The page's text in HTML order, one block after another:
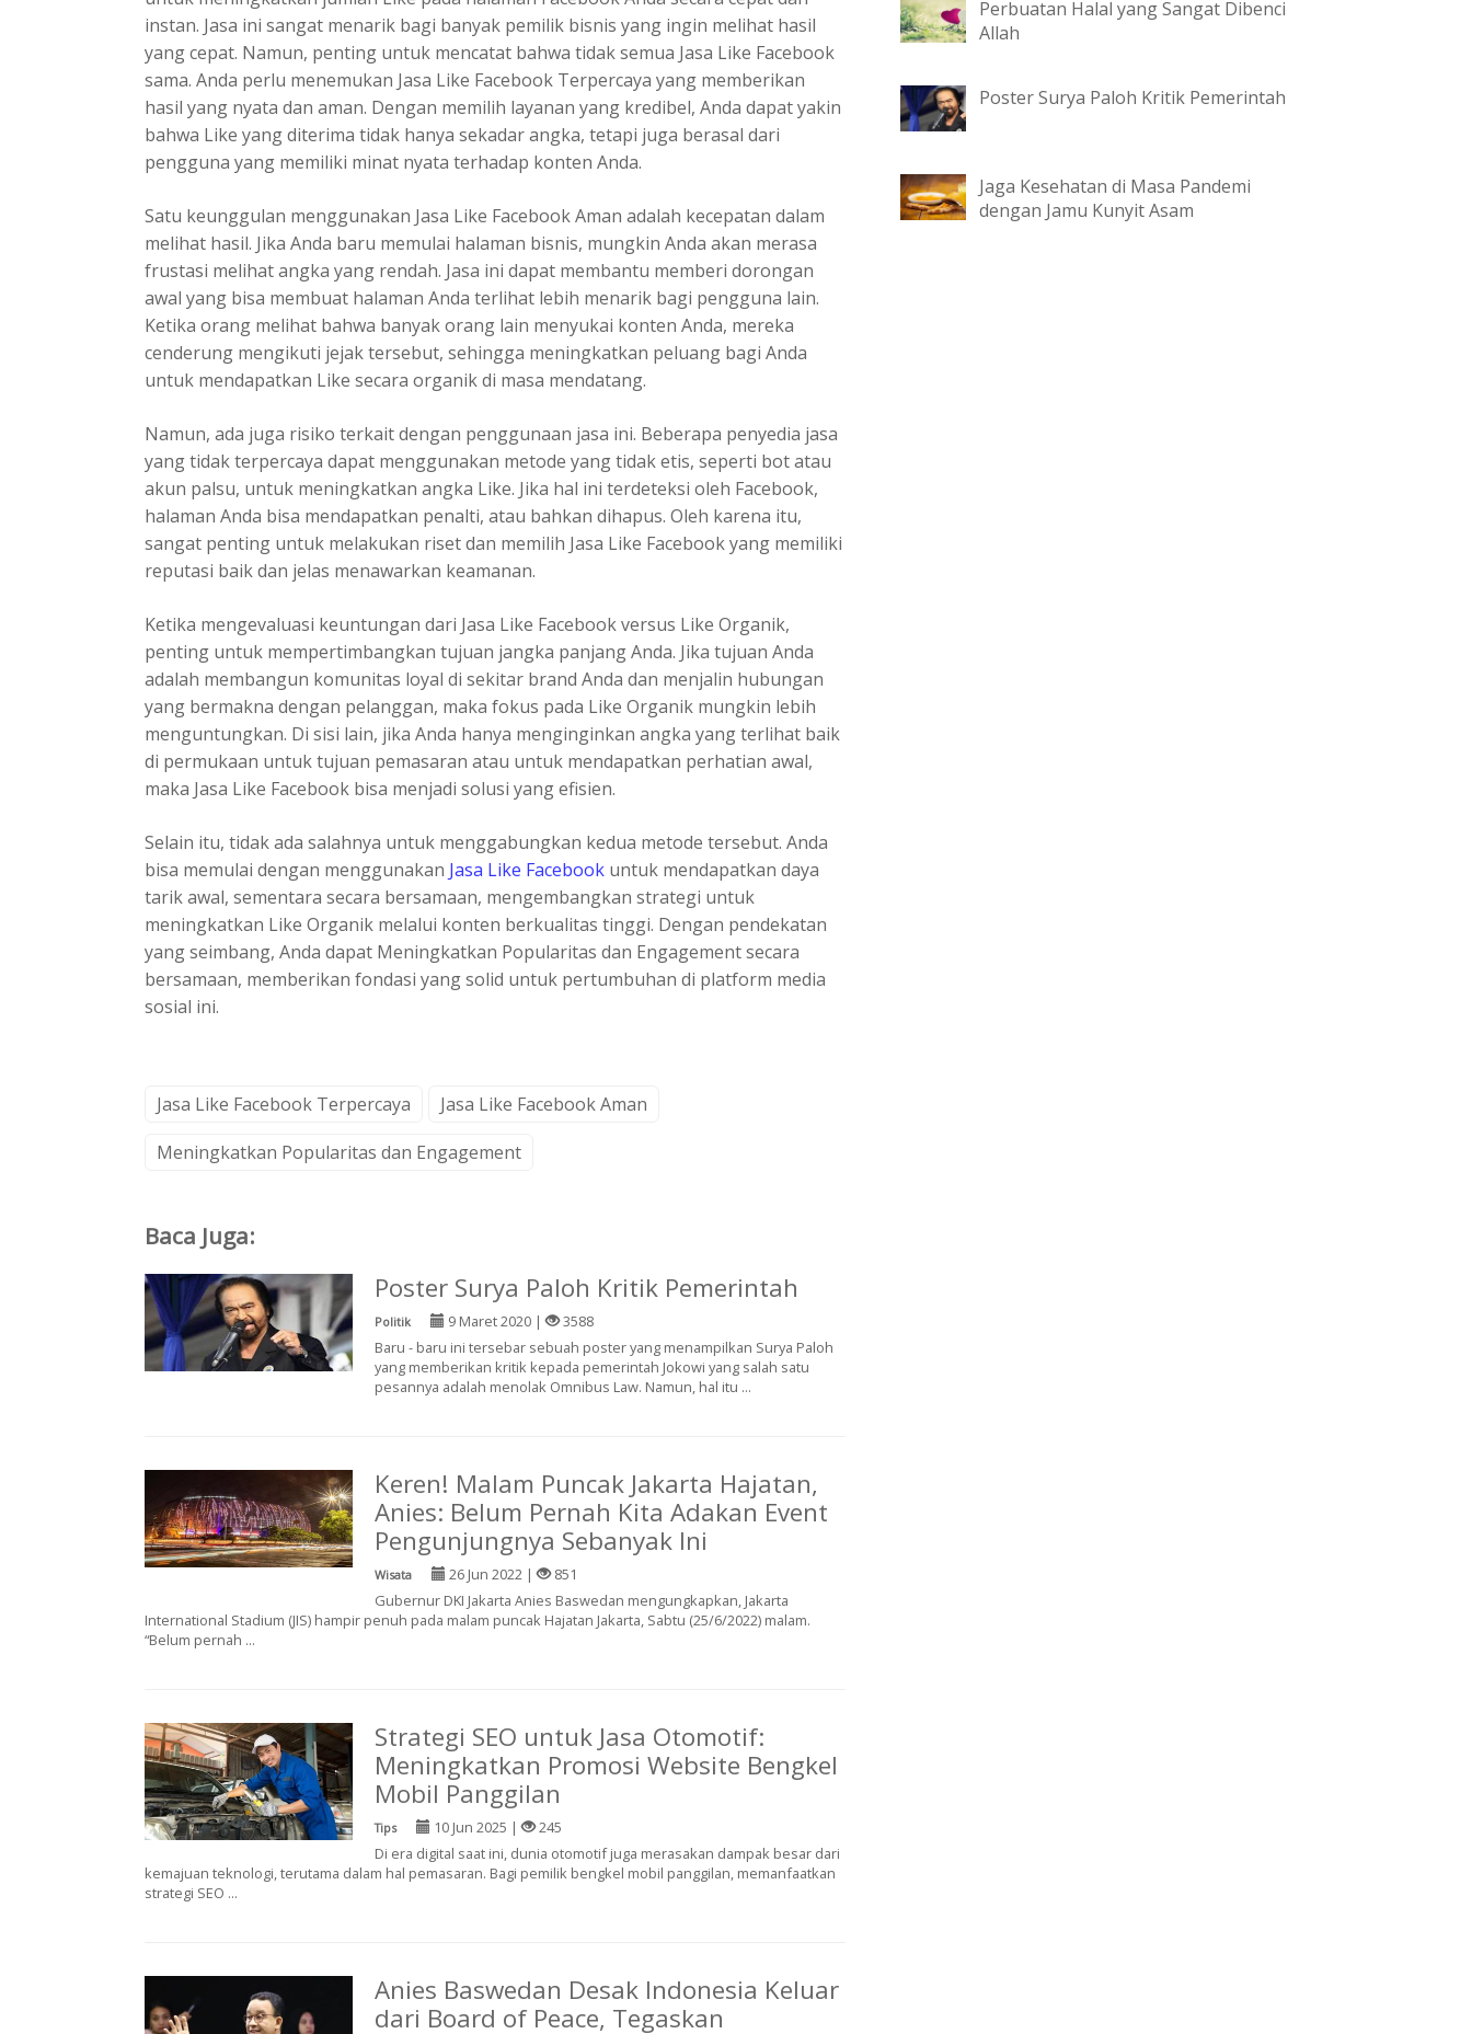
instan. Jasa ini sangat menarik bagi banyak pemilik bisnis yang ingin melihat hasil
yang cepat. Namun, penting untuk mencatat bahwa tidak semua Jasa Like Facebook
sama. Anda perlu menemukan Jasa Like Facebook Terpercaya yang memberikan
hasil yang nyata dan aman. Dengan memilih layanan yang kredibel, Anda dapat yakin
bahwa Like yang diterima tidak hanya sekadar angka, tetapi juga berasal dari
pengguna yang memiliki minat nyata terhadap konten Anda.
Satu keunggulan menggunakan Jasa Like Facebook Aman adalah kecepatan dalam
melihat hasil. Jika Anda baru memulai halaman bisnis, mungkin Anda akan merasa
frustasi melihat angka yang rendah. Jasa ini dapat membantu memberi dorongan
awal yang bisa membuat halaman Anda terlihat lebih menarik bagi pengguna lain.
Ketika orang melihat bahwa banyak orang lain menyukai konten Anda, mereka
cenderung mengikuti jejak tersebut, sehingga meningkatkan peluang bagi Anda
untuk mendapatkan Like secara organik di masa mendatang.
Namun, ada juga risiko terkait dengan penggunaan jasa ini. Beberapa penyedia jasa
yang tidak terpercaya dapat menggunakan metode yang tidak etis, seperti bot atau
akun palsu, untuk meningkatkan angka Like. Jika hal ini terdeteksi oleh Facebook,
halaman Anda bisa mendapatkan penalti, atau bahkan dihapus. Oleh karena itu,
sangat penting untuk melakukan riset dan memilih Jasa Like Facebook yang memiliki
reputasi baik dan jelas menawarkan keamanan.
Ketika mengevaluasi keuntungan dari Jasa Like Facebook versus Like Organik,
penting untuk mempertimbangkan tujuan jangka panjang Anda. Jika tujuan Anda
adalah membangun komunitas loyal di sekitar brand Anda dan menjalin hubungan
yang bermakna dengan pelanggan, maka fokus pada Like Organik mungkin lebih
menguntungkan. Di sisi lain, jika Anda hanya menginginkan angka yang terlihat baik
di permukaan untuk tujuan pemasaran atau untuk mendapatkan perhatian awal,
maka Jasa Like Facebook bisa menjadi solusi yang efisien.
Selain itu, tidak ada salahnya untuk menggabungkan kedua metode tersebut. Anda
bisa memulai dengan menggunakan Jasa Like Facebook untuk mendapatkan daya
tarik awal, sementara secara bersamaan, mengembangkan strategi untuk
meningkatkan Like Organik melalui konten berkualitas tinggi. Dengan pendekatan
yang seimbang, Anda dapat Meningkatkan Popularitas dan Engagement secara
bersamaan, memberikan fondasi yang solid untuk pertumbuhan di platform media
sosial ini.
Jasa Like Facebook Terpercaya
Jasa Like Facebook Aman
Meningkatkan Popularitas dan Engagement
Baca Juga:
Poster Surya Paloh Kritik Pemerintah
Politik 9 Maret 2020 |
3588
Baru - baru ini tersebar sebuah poster yang menampilkan Surya Paloh
yang memberikan kritik kepada pemerintah Jokowi yang salah satu
pesannya adalah menolak Omnibus Law. Namun, hal itu ...
Keren! Malam Puncak Jakarta Hajatan,
Anies: Belum Pernah Kita Adakan Event
Pengunjungnya Sebanyak Ini
Wisata 26 Jun 2022 |
851
Gubernur DKI Jakarta Anies Baswedan mengungkapkan, Jakarta
International Stadium (JIS) hampir penuh pada malam puncak Hajatan Jakarta, Sabtu (25/6/2022) malam.
“Belum pernah ...
Strategi SEO untuk Jasa Otomotif:
Meningkatkan Promosi Website Bengkel
Mobil Panggilan
Tips 10 Jun 2025 |
245
Di era digital saat ini, dunia otomotif juga merasakan dampak besar dari
kemajuan teknologi, terutama dalam hal pemasaran. Bagi pemilik bengkel mobil panggilan, memanfaatkan
strategi SEO ...
Anies Baswedan Desak Indonesia Keluar
dari Board of Peace, Tegaskan
Perbuatan Halal yang Sangat Dibenci
Allah
Poster Surya Paloh Kritik Pemerintah
Jaga Kesehatan di Masa Pandemi
dengan Jamu Kunyit Asam